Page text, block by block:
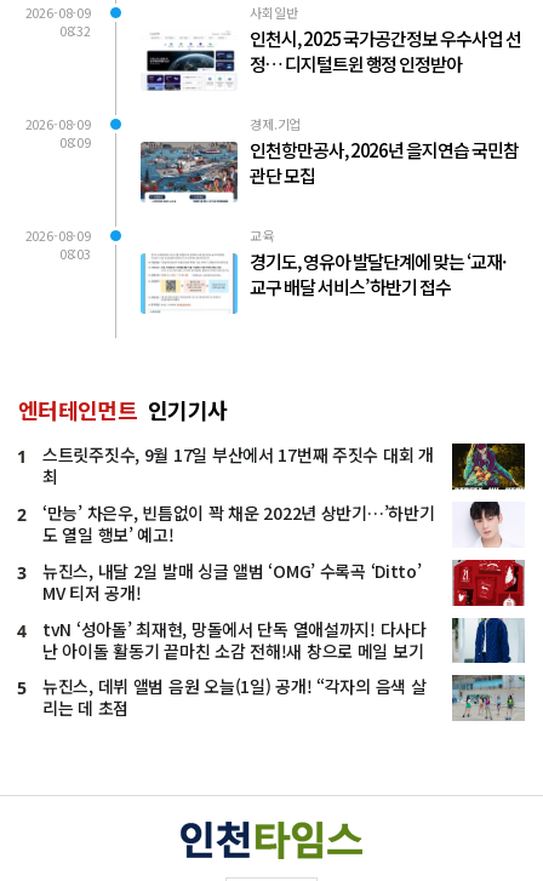
2026-08-09
08:32
사회일반
인천시, 2025 국가공간정보 우수사업 선
정… 디지털트윈 행정 인정받아
2026-08-09
08:09
경제.기업
인천항만공사, 2026년 을지연습 국민참
관단 모집
2026-08-09
08:03
교육
경기도, 영유아 발달단계에 맞는 ‘교재·
교구 배달 서비스’ 하반기 접수
엔터테인먼트 인기기사
1
스트릿주짓수, 9월 17일 부산에서 17번째 주짓수 대회 개
최
2
‘만능’ 차은우, 빈틈없이 꽉 채운 2022년 상반기…’하반기
도 열일 행보’ 예고!
3
뉴진스, 내달 2일 발매 싱글 앨범 ‘OMG’ 수록곡 ‘Ditto’
MV 티저 공개!
4
tvN ‘성아돌’ 최재현, 망돌에서 단독 열애설까지! 다사다
난 아이돌 활동기 끝마친 소감 전해!새 창으로 메일 보기
5
뉴진스, 데뷔 앨범 음원 오늘(1일) 공개! “각자의 음색 살
리는 데 초점